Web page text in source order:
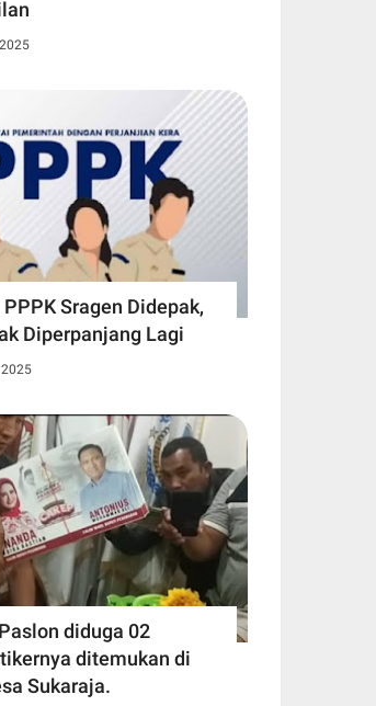
PPPK Sragen Didepak,
Diperpanjang Lagi
diduga 02
ditemukan di
Sukaraja.